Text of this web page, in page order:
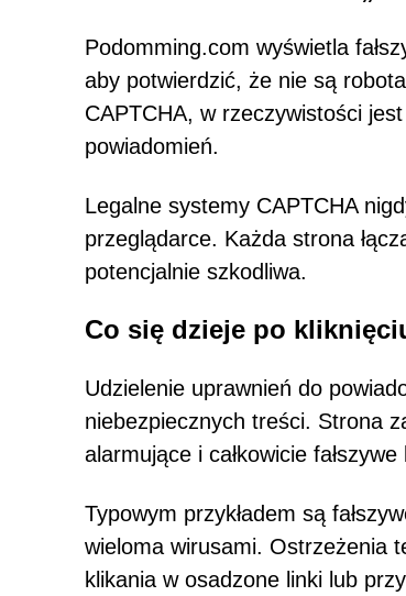
Podomming.com wyświetla
aby potwierdzić, że nie są
CAPTCHA, w rzeczywistości
powiadomień.
Legalne systemy CAPTCHA
przeglądarce. Każda strona
potencjalnie szkodliwa.
Co się dzieje po
Udzielenie uprawnień do
niebezpiecznych treści. Strona
alarmujące i całkowicie
Typowym przykładem są
wieloma wirusami. Ostrzeżenia
klikania w osadzone linki lub